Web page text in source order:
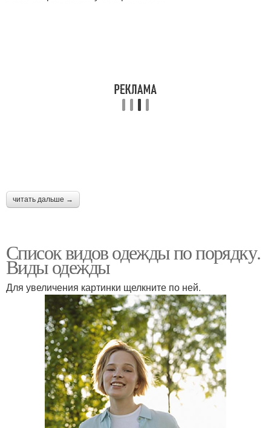
читать дальше →
Список видов одежды по порядку.
Виды одежды
Для увеличения картинки щелкните по ней.